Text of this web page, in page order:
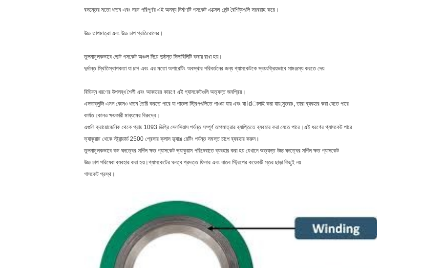
বসন্তের মতো ধাতব এবং নরম পরিপূর্ণর এই অনন্য নির্মাণটি গসকেট এক্সেল-লেন্ট বৈশিষ্ট্যগুলি সরবরাহ করে।
উচ্চ তাপমাত্রা এবং উচ্চ চাপ প্রতিরোধের।
তুলনামূলকভাবে ছোট গসকেট অঞ্চল দিয়ে দুর্দান্ত সিলাবিলিটি বজায় রাখা হয়।
দুর্দান্ত স্থিতিস্থাপকতা যা চাপ এবং এর মতো অপারেটিং অবস্থার পরিবর্তনের জন্য গ্যাসকেটকে স্বয়ংক্রিয়ভাবে সামঞ্জস্য করতে দেয়
বিভিন্ন ধরণের উপলব্ধ শৈলী এবং আকারের কারণে এই গ্যাসকেটগুলি অত্যন্ত জনপ্রিয়।
এসডাব্লুজি এমন কোনও ধাতব তৈরি করতে পারে যা পাতলা স্ট্রিপগুলিতে পাওয়া যায় এবং যা ldালাই করা যায়;সুতরাং, তারা ব্যবহার করা যেতে পারে
কার্যত কোনও ক্ষয়কারী মাধ্যমের বিরুদ্ধে।
এগুলি ক্রায়োজেনিক থেকে প্রায় 1093 ডিগ্রি সেলসিয়াস পর্যন্ত সম্পূর্ণ তাপমাত্রার ব্যাপ্তিতে ব্যবহার করা যেতে পারে।এই ধরণের গ্যাসকেট পারে
ভ্যাকুয়াম থেকে স্ট্যান্ডার্ড 2500 প্রেসার ক্লাস ফ্ল্যাঞ্জ রেটিং পর্যন্ত সমস্ত চাপে ব্যবহার করুন।
তুলনামূলকভাবে কম ঘনত্বের সর্পিল ক্ষত গ্যাসকেট ভ্যাকুয়াম পরিষেবাতে ব্যবহার করা হয় যেখানে অত্যন্ত উচ্চ ঘনত্বের সর্পিল ক্ষত গ্যাসকেট
উচ্চ চাপ পরিষেবা ব্যবহার করা হয়।গ্যাসকেটের ঘনত্ব প্রদত্ত ফিলার এবং ধাতব স্ট্রিপের কয়েকটি স্তর ছাড়া কিছুই নয়
গাসকেট প্রস্থ।